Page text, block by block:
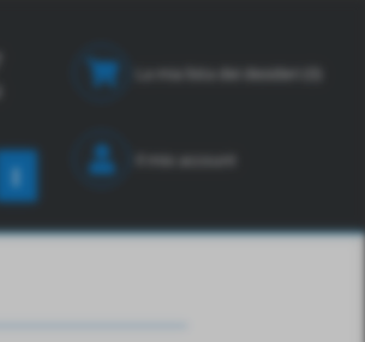
La mia lista dei desideri
Il mio account